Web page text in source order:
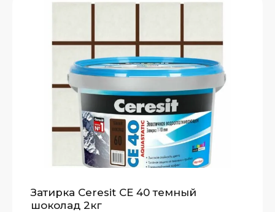
Затирка Ceresit СЕ 40 темный
шоколад 2кг